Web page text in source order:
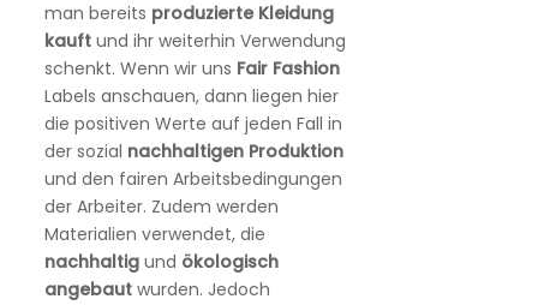
man bereits produzierte Kleidung
kauftund ihr weiterhin Verwendung
schenkt. Wenn wir uns Fair Fashion
Labels anschauen, dann liegen hier
die positiven Werte auf jeden Fall in
der sozial nachhaltigen Produktion
und den fairen Arbeitsbedingungen
der Arbeiter. Zudem werden
Materialien verwendet, die
nachhaltigund ökologisch
angebautwurden. Jedoch